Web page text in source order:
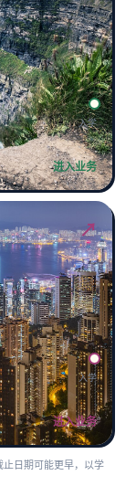
入学
进入业务
↗
入学
进入业务
止日期可能更早，以学